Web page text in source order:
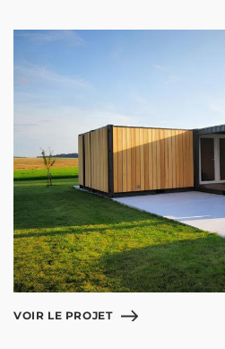
VOIR LE PROJET